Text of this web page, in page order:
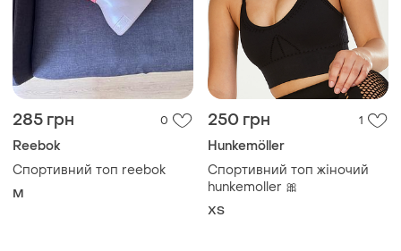
285 грн 0
Reebok
Спортивний топ reebok
M
250 грн 1
Hunkemöller
Спортивний топ жіночий
hunkemoller 🎀
ХS